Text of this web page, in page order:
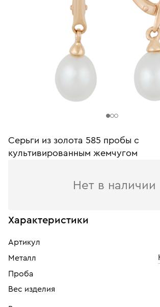
Серьги из золота 585 пробы c
культивированным жемчугом
Нет в наличии
Характеристики
Артикул
Металл
Проба
Вес изделия